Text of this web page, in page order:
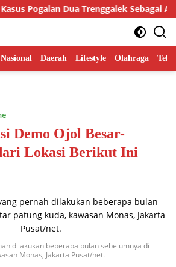
Dua Trenggalek Sebagai Alarm
Nasional Daerah Lifestyle Olahraga
Demo Ojol Besar-
Lokasi Berikut Ini
dilakukan beberapa bulan sebelumnya di
Monas, Jakarta Pusat/net.